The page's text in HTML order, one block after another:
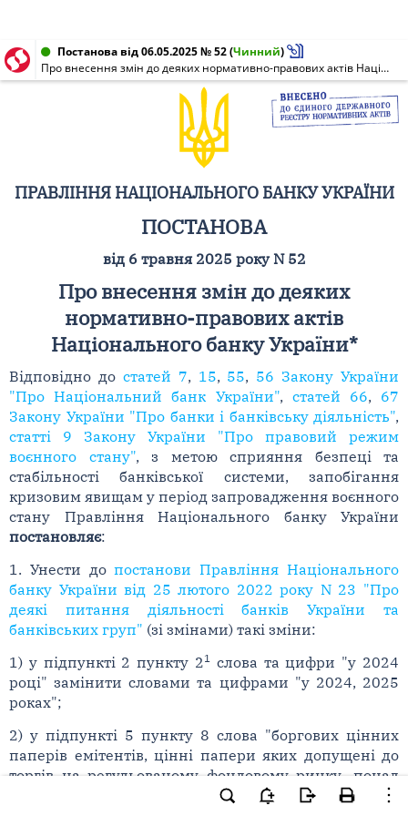
Постанова від 06.05.2025 № 52(Чинний)
Про внесення змін до деяких нормативно-правових актів Національного банку України